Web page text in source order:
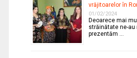
vrăjitoarelor în
01/02/2024
Deoarece mai
străinătate ne-au
prezentăm …